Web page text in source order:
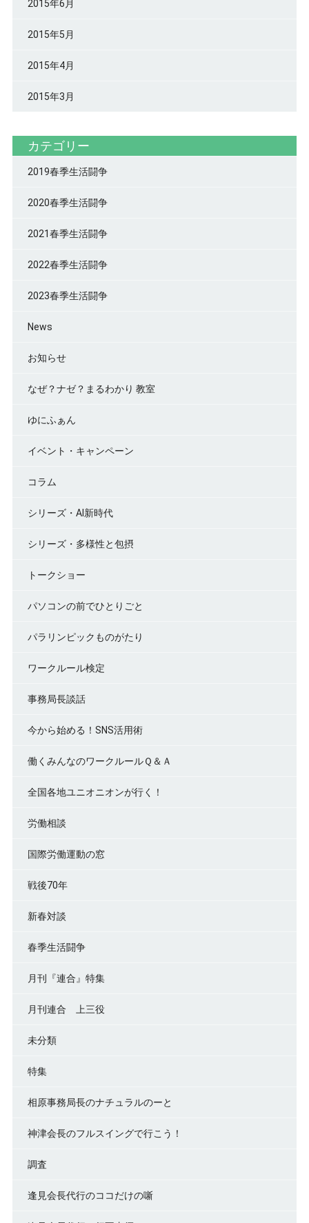
2015年6月
2015年5月
2015年4月
2015年3月
カテゴリー
2019春季生活闘争
2020春季生活闘争
2021春季生活闘争
2022春季生活闘争
2023春季生活闘争
News
お知らせ
なぜ？ナゼ？まるわかり 教室
ゆにふぁん
イベント・キャンペーン
コラム
シリーズ・AI新時代
シリーズ・多様性と包摂
トークショー
パソコンの前でひとりごと
パラリンピックものがたり
ワークルール検定
事務局長談話
今から始める！SNS活用術
働くみんなのワークルールＱ＆Ａ
全国各地ユニオニオンが行く！
労働相談
国際労働運動の窓
戦後70年
新春対談
春季生活闘争
月刊『連合』特集
月刊連合 上三役
未分類
特集
相原事務局長のナチュラルのーと
神津会長のフルスイングで行こう！
調査
逢見会長代行のココだけの噺